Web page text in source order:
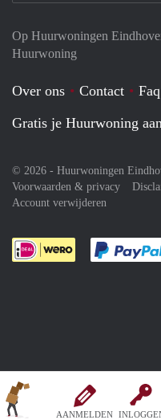
AANMELDEN
Op Huurwoningen
Huurwoning
Over ons Contact Faq
Gratis je Huurwoning
© 2026 - Huurwoningen
Voorwaarden & privacy
Account verwijderen